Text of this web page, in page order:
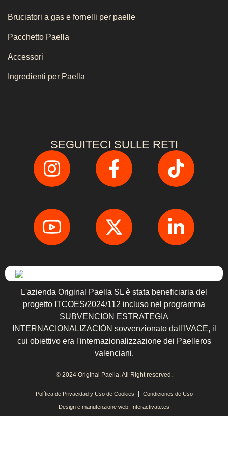
Bruciatori a gas e fornelli per paelle
Pacchetto Paella
Accessori
Ingredienti per Paella
SEGUITECI SULLE RETI
L'azienda Original Paella SL è stata beneficiaria del
progetto ITCOES/2024/112 incluso nel programma
SUBVENCION ESTRATEGIA
INTERNACIONALIZACIÓN sovvenzionato dall'IVACE, il
cui obiettivo era l'internazionalizzazione dei Paelleros
valenciani.
© 2024 Original Paella. All Right reserved.
Política de Privacidad y Uso de Cookies Condiciones de Uso
Design e manutenzione web: Interactivate.es